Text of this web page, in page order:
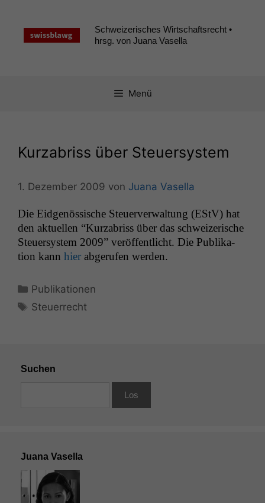
springen
Schweizerisches Wirtschaftsrecht •
hrsg. von Juana Vasella
Menü
Kurzabriss über Steuersystem
1. Dezember 2009 von Juana Vasella
Die Eid­genös­sis­che Steuerver­wal­tung (EStV) hat
den aktuellen “Kurz­abriss über das schweiz­erische
Steuer­sys­tem 2009” veröf­fentlicht. Die Pub­lika­
tion kann hier abgerufen werden.
Kategorien
Publikationen
Schlagwörter
Steuerrecht
Suchen
Juana Vasella